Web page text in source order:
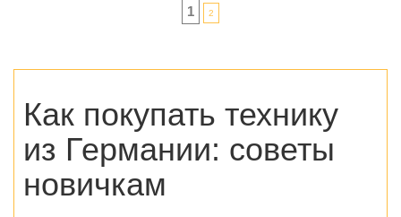
1 2
Как покупать технику
из Германии: советы
новичкам